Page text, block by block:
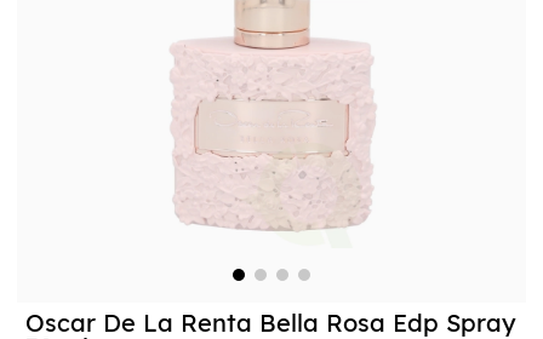
Oscar De La Renta Bella Rosa Edp Spray